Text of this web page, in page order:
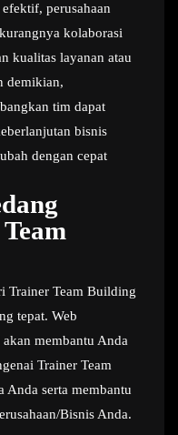
perusahaan
kolaborasi
kualitas layanan atau
demikian,
tim dapat
bisnis
dengan cepat
Trainer Team Building
tepat. Web
membantu Anda
Trainer Team
serta membantu
Bisnis Anda.